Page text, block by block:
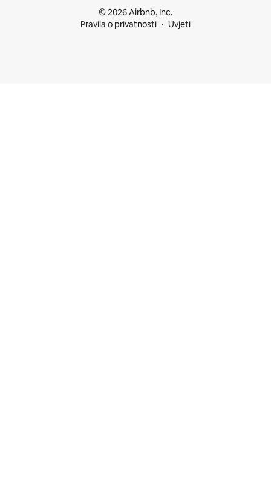
© 2026 Airbnb, Inc.
Pravila o privatnosti
Uvjeti